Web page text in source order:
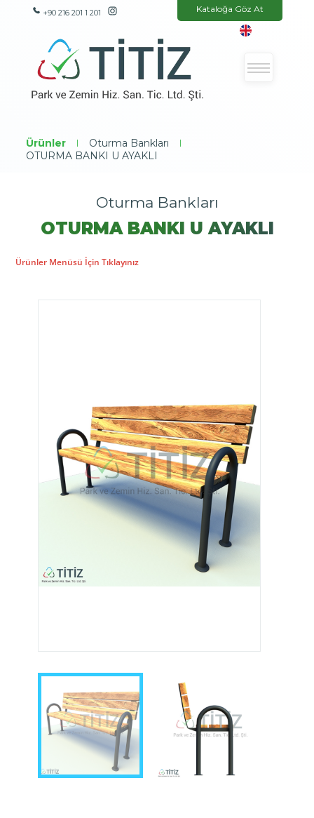
+90 216 201 1 201 Kataloğa Göz At
Ürünler | Oturma Bankları |
OTURMA BANKI U AYAKLI
Oturma Bankları
OTURMA BANKI U AYAKLI
Ürünler Menüsü İçin Tıklayınız